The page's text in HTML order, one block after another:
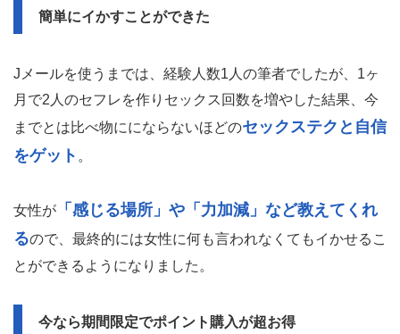
簡単にイかすことができた
Jメールを使うまでは、経験人数1人の筆者でしたが、1ヶ
月で2人のセフレを作りセックス回数を増やした結果、今
までとは比べ物ににならないほどのセックステクと自信
をゲット 。
女性が 「感じる場所」や「力加減」など教えてくれ
るので、最終的には女性に何も言われなくてもイかせるこ
とができるようになりました。
今なら期間限定でポイント購入が超お得